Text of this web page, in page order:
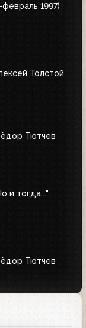
1997)
Толстой
Тютчев
и тогда..."
Тютчев